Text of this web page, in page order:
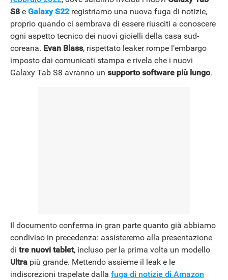
NEWS
S8 e Galaxy S22registriamo una nuova fuga di notizie,
proprio quando ci sembrava di essere riusciti a conoscere
ogni aspetto tecnico dei nuovi gioielli della casa sud-
coreana. Evan Blass, rispettato leaker rompe l’embargo
imposto dai comunicati stampa e rivela che i nuovi
Galaxy Tab S8 avranno un supporto software più lungo.
Il documento conferma in gran parte quanto già abbiamo
condiviso in precedenza: assisteremo alla presentazione
di tre nuovi tablet, incluso per la prima volta un modello
Ultra più grande. Mettendo assieme il leak e le
indiscrezioni trapelate dalla fuga di notizie di Amazon